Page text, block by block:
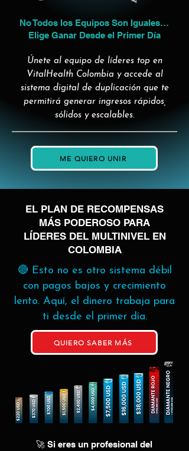
No Todos los Equipos Son Iguales…
Elige Ganar Desde el Primer Día
Únete al equipo de líderes top en
VitalHealth Colombia y accede al
sistema digital de duplicación que te
permitirá generar ingresos rápidos,
sólidos y escalables.
ME QUIERO UNIR
EL PLAN DE RECOMPENSAS
MÁS PODEROSO PARA
LÍDERES DEL MULTINIVEL EN
COLOMBIA
🔴 Esto no es otro sistema débil
con pagos bajos y crecimiento
lento. Aquí, el dinero trabaja para
ti desde el primer día.
QUIERO SABER MÁS
🚀 Si eres un profesional del